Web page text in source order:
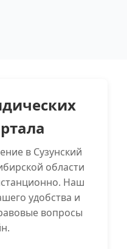
в Сузунский
области
Наш
удобства и
вопросы